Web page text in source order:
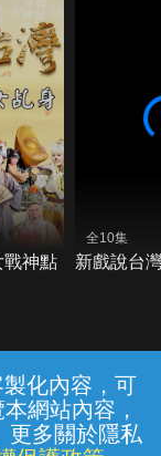
化內容，可
網站內容，
更多關於隱私
戰神點
全10集
新戲說台
隱私權保護